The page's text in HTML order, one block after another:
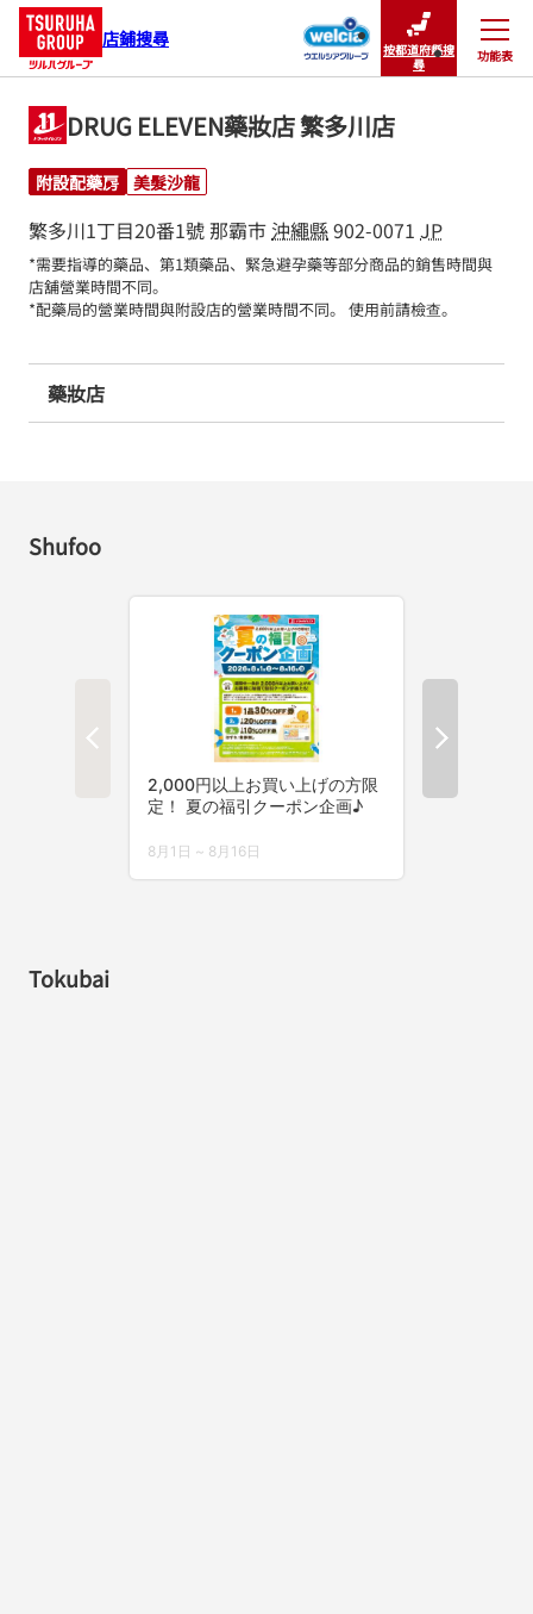
店鋪搜尋
按都道府縣搜
尋
功能表
關閉
DRUG ELEVEN藥妝店 繁多川店
附設配藥房 美髮沙龍
繁多川1丁目20番1號 那霸市沖繩縣902-0071 JP
*需要指導的藥品、第1類藥品、緊急避孕藥等部分商品的銷售時間與
店舖營業時間不同。
*配藥局的營業時間與附設店的營業時間不同。 使用前請檢查。
藥妝店
Shufoo
Tokubai